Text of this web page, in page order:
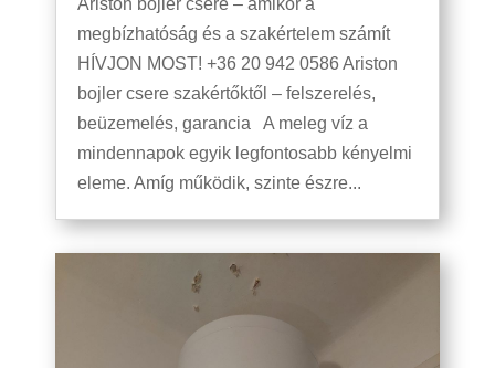
Ariston bojler csere – amikor a
megbízhatóság és a szakértelem számít
HÍVJON MOST! +36 20 942 0586 Ariston
bojler csere szakértőktől – felszerelés,
beüzemelés, garancia A meleg víz a
mindennapok egyik legfontosabb kényelmi
eleme. Amíg működik, szinte észre...